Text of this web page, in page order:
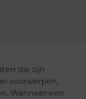
die zijn
voorwerpen,
Wanneer een